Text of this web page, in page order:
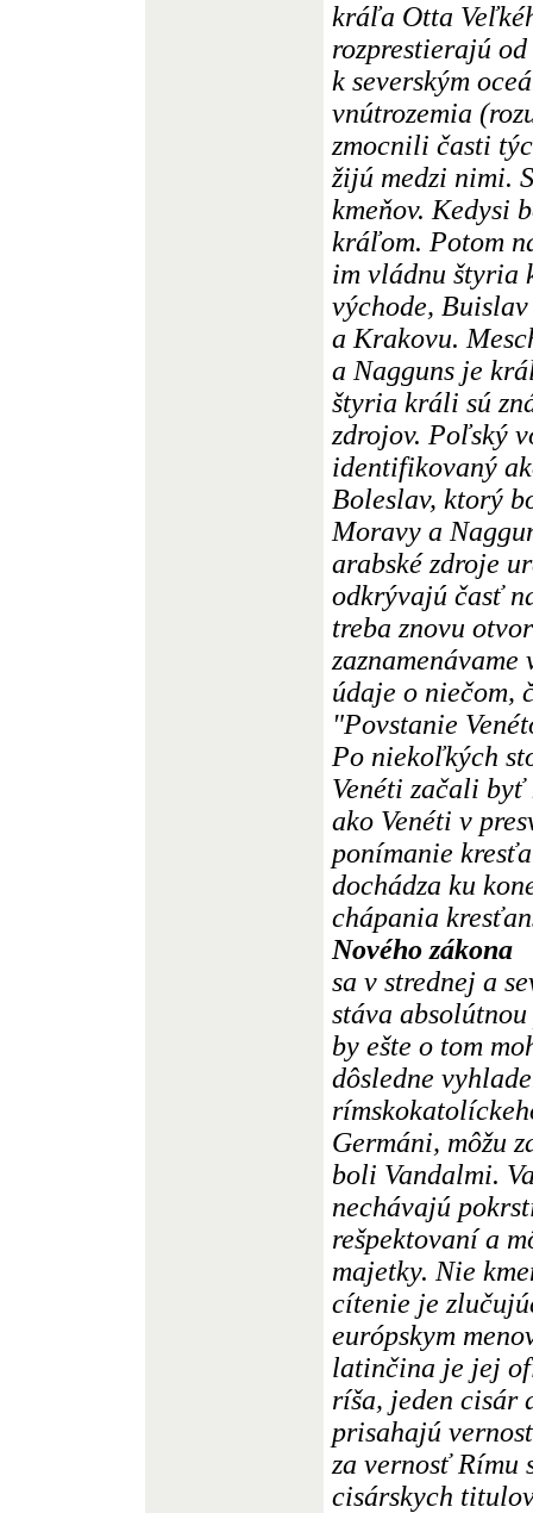
kráľa Otta
rozprestierajú od
k severským
vnútrozemia
zmocnili časti
žijú medzi nimi.
kmeňov. Kedysi
kráľom. Potom
im vládnu štyria
východe,
a Krakovu.
a Nagguns je
štyria králi sú
zdrojov. Poľský
identifikovaný
Boleslav, ktorý
Moravy a
arabské zdroje
odkrývajú časť
treba znovu
údaje o niečom,
"Povstanie
Po niekoľkých
Venéti začali
ako Venéti v
ponímanie
dochádza ku
chápania
Nového zákona
sa v strednej a
stáva
by ešte o tom
dôsledne
Germáni, môžu
boli Vandalmi.
nechávajú
rešpektovaní a
majetky. Nie
cítenie je
európskym
latinčina je jej
ríša, jeden cisár
prisahajú
za vernosť Rímu
cisárskych